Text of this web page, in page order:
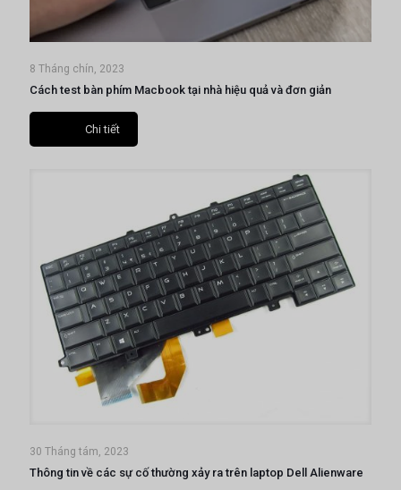
8 Tháng chín, 2023
Cách test bàn phím Macbook tại nhà hiệu quả và đơn giản
Chi tiết
30 Tháng tám, 2023
Thông tin về các sự cố thường xảy ra trên laptop Dell Alienware